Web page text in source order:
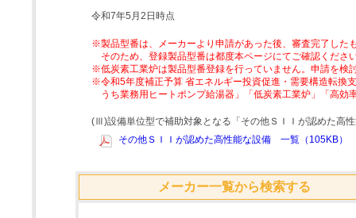
令和7年5月2日時点
※製品型番は、メーカーより申請があった後、審査完了した
そのため、登録製品型番は都度本ページにてご確認くださ
※低炭素工業炉は製品型番登録を行っていません。申請を検
※令和5年度補正予算 省エネルギー投資促進・需要構造転換
うち業務用ヒートポンプ給湯器」「低炭素工業炉」「高
(Ⅲ)設備単位型で補助対象となる「その他ＳＩＩが認めた高
その他ＳＩＩが認めた高性能な設備 一覧（105KB）
メーカー一覧から検索する